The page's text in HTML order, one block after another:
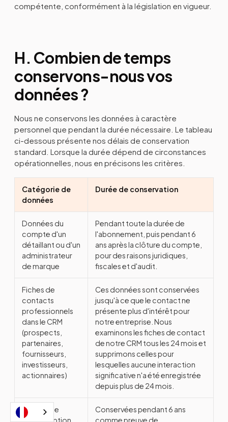
compétente, conformément à la législation en vigueur.
H. Combien de temps
conservons-nous vos
données ?
Nous ne conservons les données à caractère
personnel que pendant la durée nécessaire. Le tableau
ci-dessous présente nos délais de conservation
standard. Lorsque la durée dépend de circonstances
opérationnelles, nous en précisons les critères.
Catégorie de
données
Durée de conservation
Données du
compte d'un
détaillant ou d'un
administrateur
de marque
Pendant toute la durée de
l'abonnement, puis pendant 6
ans après la clôture du compte,
pour des raisons juridiques,
fiscales et d'audit.
Fiches de
contacts
professionnels
dans le CRM
(prospects,
partenaires,
fournisseurs,
investisseurs,
actionnaires)
Ces données sont conservées
jusqu'à ce que le contact ne
présente plus d'intérêt pour
notre entreprise. Nous
examinons les fiches de contact
de notre CRM tous les 24 mois et
supprimons celles pour
lesquelles aucune interaction
significative n'a été enregistrée
depuis plus de 24 mois.
Fichiers de
désinscription
Conservées pendant 6 ans
comme preuve de